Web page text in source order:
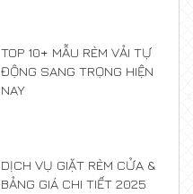
TOP 10+ MẪU RÈM VẢI TỰ
ĐỘNG SANG TRỌNG HIỆN
NAY
DỊCH VỤ GIẶT RÈM CỬA &
BẢNG GIÁ CHI TIẾT 2025